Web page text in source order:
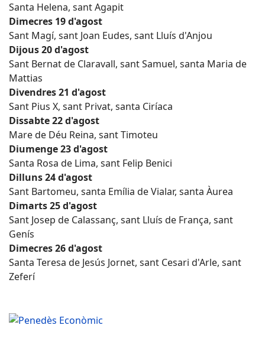
Santa Helena, sant Agapit
Dimecres 19 d'agost
Sant Magí, sant Joan Eudes, sant Lluís d'Anjou
Dijous 20 d'agost
Sant Bernat de Claravall, sant Samuel, santa Maria de
Mattias
Divendres 21 d'agost
Sant Pius X, sant Privat, santa Ciríaca
Dissabte 22 d'agost
Mare de Déu Reina, sant Timoteu
Diumenge 23 d'agost
Santa Rosa de Lima, sant Felip Benici
Dilluns 24 d'agost
Sant Bartomeu, santa Emília de Vialar, santa Àurea
Dimarts 25 d'agost
Sant Josep de Calassanç, sant Lluís de França, sant
Genís
Dimecres 26 d'agost
Santa Teresa de Jesús Jornet, sant Cesari d'Arle, sant
Zeferí